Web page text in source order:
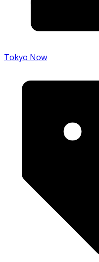
Tokyo Now